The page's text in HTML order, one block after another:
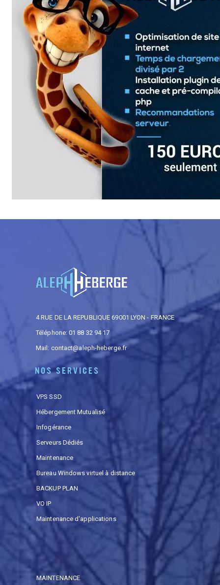
4 RUE DE LA REPUBLIQUE 69001 LYON - FRANCE
Téléphone: 01 88 32 94 17
Mail: contact@aleph-heberge.fr
NOS SERVICES
VPS SSD
Hébergement Mutualisé
Infogérance
Serveurs Dédiés
Maintenance
Bureau Windows virtuel à distance
BACKUP PLAN
VO IP
Maintenance d'applications
MAINTENANCE